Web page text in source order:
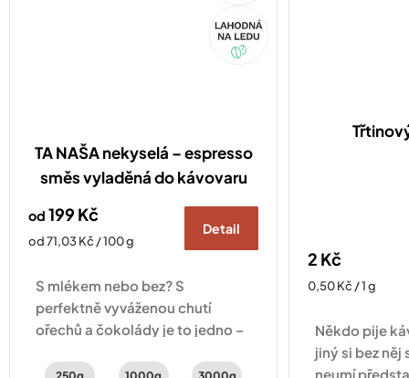
TA NAŠA nekyselá – espresso
směs vyladěná do kávovaru
od 199 Kč
Měrná
od 71,03 Kč / 100 g
Detail
S mlékem nebo bez? S
perfektně vyváženou chutí
ořechů a čokolády je to jedno –
2 Kč
Měrná
0,50 Kč / 1 g
Někdo pije
jiný si bez něj
neumí